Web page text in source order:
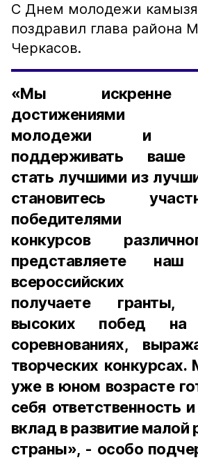
С Днем молодежи
поздравил глава района
Черкасов.
«Мы искренне
достижениями
молодежи и
поддерживать ваше
стать лучшими из
становитесь
победителями
конкурсов
представляете
всероссийских
получаете гранты,
высоких побед на
соревнованиях,
творческих конкурсах.
уже в юном возрасте
себя ответственность
вклад в развитие малой
страны», - особо